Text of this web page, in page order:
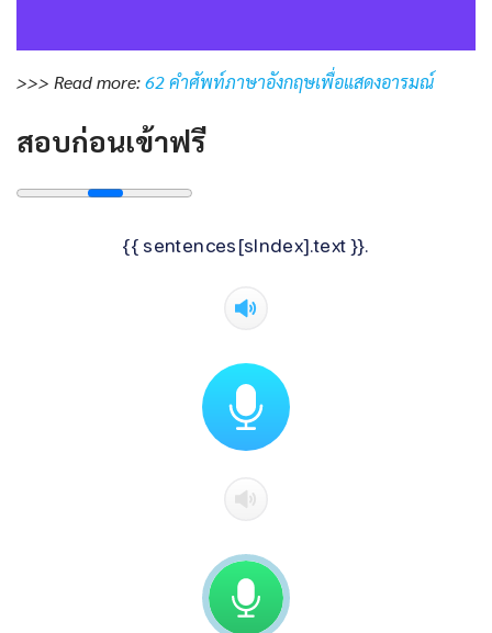
>>> Read more:62 คำศัพท์ภาษาอังกฤษเพื่อแสดงอารมณ์
สอบก่อนเข้าฟรี
{{ sentences[sIndex].text }}.